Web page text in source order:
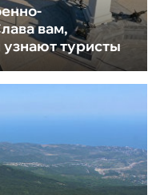
вам,
туристы